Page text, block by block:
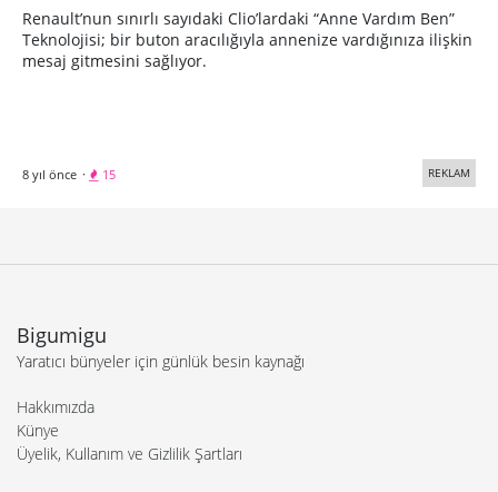
Renault’nun sınırlı sayıdaki Clio’lardaki “Anne Vardım Ben”
Teknolojisi; bir buton aracılığıyla annenize vardığınıza ilişkin
mesaj gitmesini sağlıyor.
8 yıl önce · 15 REKLAM
Bigumigu
Yaratıcı bünyeler için günlük besin kaynağı
Hakkımızda
Künye
Üyelik, Kullanım ve Gizlilik Şartları